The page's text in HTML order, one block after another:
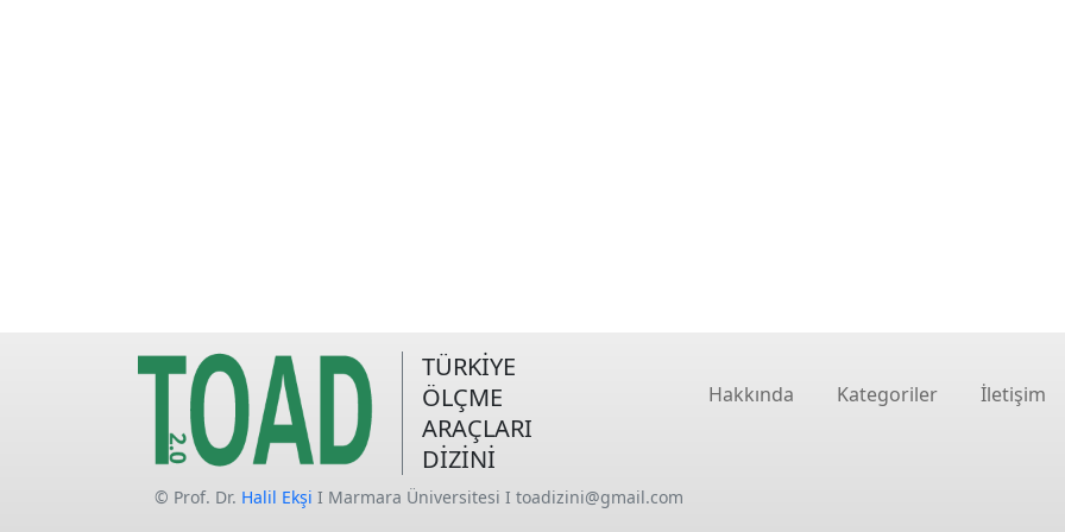
TÜRKİYE
ÖLÇME
ARAÇLARI
DİZİNİ
Hakkında Kategoriler İletişim
© Prof. Dr. Halil Ekşi I Marmara Üniversitesi I toadizini@gmail.com